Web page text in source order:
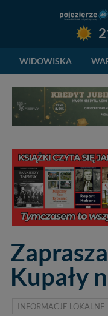
WIDOWISKA
Kupały
INFORMACJE LOKALNE